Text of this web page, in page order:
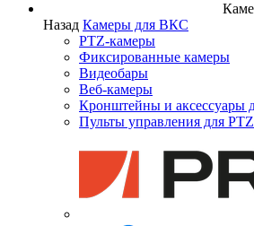
Назад Камеры для ВКС
PTZ-камеры
Фиксированные камеры
Видеобары
Веб-камеры
Кронштейны и аксессуары
Пульты управления для